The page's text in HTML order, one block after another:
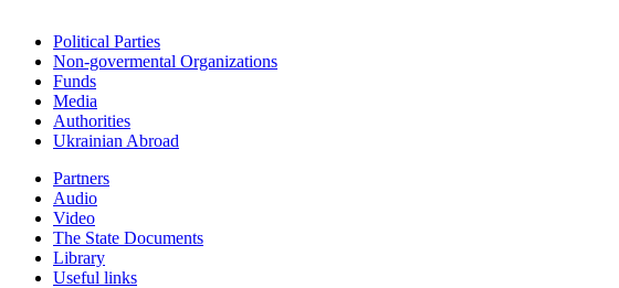
Political Parties
Non-govermental Organizations
Funds
Мedia
Authorities
Ukrainian Abroad
Partners
Audio
Video
The State Documents
Library
Useful links